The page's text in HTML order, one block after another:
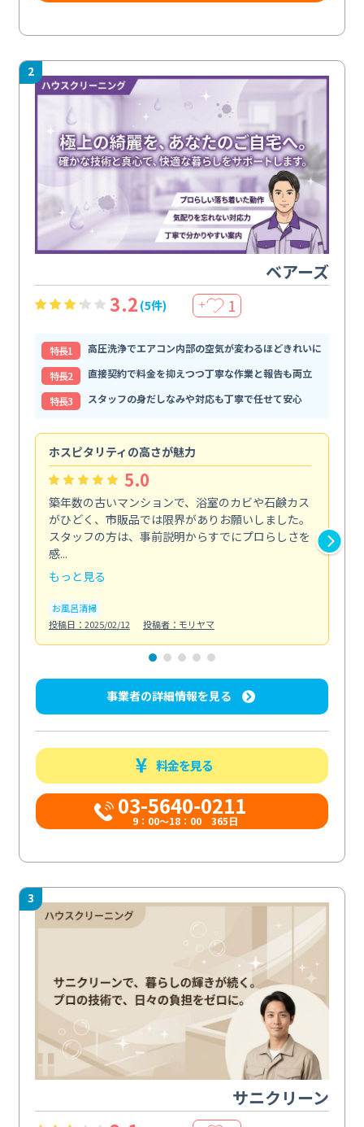
2
ベアーズ
3.2 (5件) ＋ 1
特⻑1
高圧洗浄でエアコン内部の空気が変わるほどきれいに
特⻑2
直接契約で料金を抑えつつ丁寧な作業と報告も両立
特⻑3
スタッフの身だしなみや対応も丁寧で任せて安心
ホスピタリティの高さが魅力
5.0
築年数の古いマンションで、浴室のカビや石鹸カス
がひどく、市販品では限界がありお願いしました。
スタッフの方は、事前説明からすでにプロらしさを
感...
もっと見る
お風呂清掃
投稿日：2025/02/12
投稿者：モリヤマ
事業者の詳細情報を見る
料金を見る
03-5640-0211
9：00～18：00 365日
3
サニクリーン